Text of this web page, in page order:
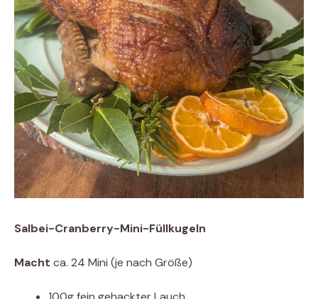
Salbei-Cranberry-Mini-Füllkugeln
Macht ca. 24 Mini (je nach Größe)